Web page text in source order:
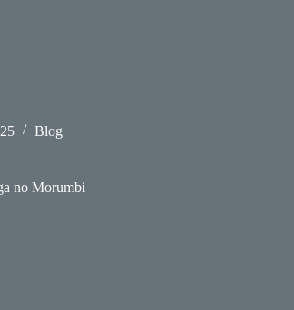
Blog
no Morumbi